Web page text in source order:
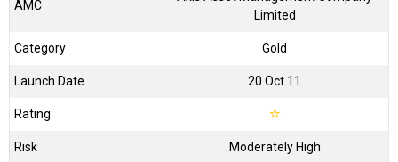
AMC
Limited
Category Gold
Launch Date 20 Oct 11
Rating ☆
Risk Moderately High